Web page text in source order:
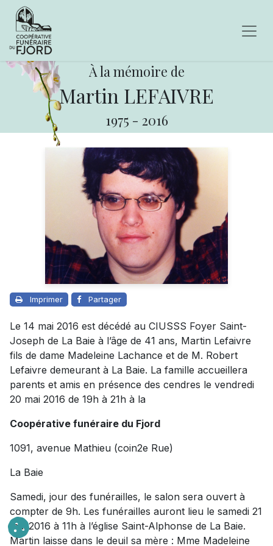
À la mémoire de
Martin LEFAIVRE
1975 - 2016
Imprimer Partager
Le 14 mai 2016 est décédé au CIUSSS Foyer Saint-
Joseph de La Baie à l’âge de 41 ans, Martin Lefaivre
fils de dame Madeleine Lachance et de M. Robert
Lefaivre demeurant à La Baie. La famille accueillera
parents et amis en présence des cendres le vendredi
20 mai 2016 de 19h à 21h à la
Coopérative funéraire du Fjord
1091, avenue Mathieu (coin2e Rue)
La Baie
Samedi, jour des funérailles, le salon sera ouvert à
compter de 9h. Les funérailles auront lieu le samedi 21
mai 2016 à 11h à l’église Saint-Alphonse de La Baie.
Martin laisse dans le deuil sa mère : Mme Madeleine